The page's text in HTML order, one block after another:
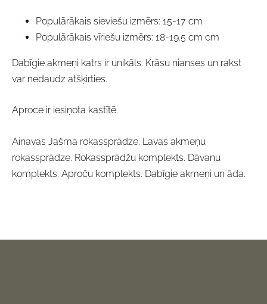
Populārākais sieviešu izmērs: 15-17 cm
Populārākais vīriešu izmērs: 18-19.5 cm cm
Dabīgie akmeņi katrs ir unikāls. Krāsu nianses un rakst
var nedaudz atšķirties.
Aproce ir iesiņota kastītē.
Ainavas Jašma rokassprādze. Lavas akmeņu
rokassprādze. Rokassprādžu komplekts. Dāvanu
komplekts. Aproču komplekts. Dabīgie akmeņi un āda.